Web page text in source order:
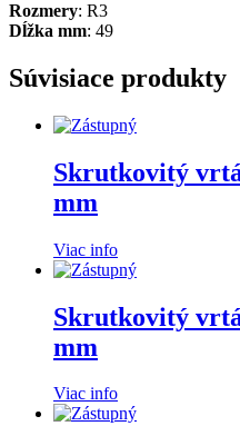
Rozmery: R3
Dĺžka mm: 49
Súvisiace produkty
Skrutkovitý
mm
Viac info
Skrutkovitý
mm
Viac info